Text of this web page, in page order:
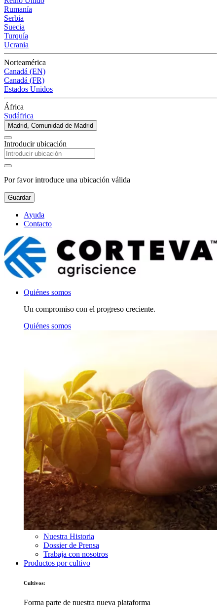
Rumanía
Serbia
Suecia
Turquía
Ucrania
Norteamérica
Canadá (EN)
Canadá (FR)
Estados Unidos
África
Sudáfrica
Madrid, Comunidad de Madrid
Introducir ubicación
Por favor introduce una ubicación válida
Guardar
Ayuda
Contacto
Quiénes somos
Un compromiso con el progreso creciente.
Quiénes somos
Nuestra Historia
Dossier de Prensa
Trabaja con nosotros
Productos por cultivo
Cultivos:
Forma parte de nuestra nueva plataforma